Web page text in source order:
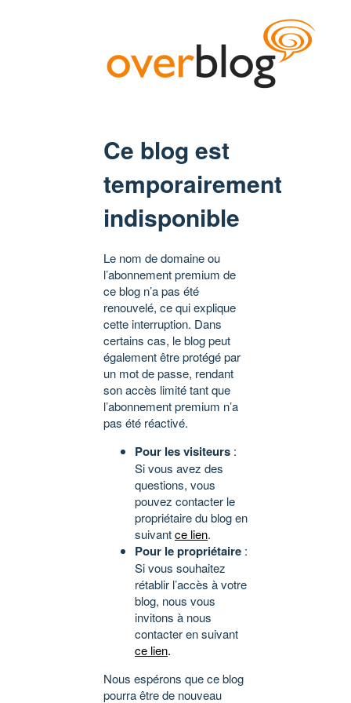
Ce blog est
temporairement
indisponible
Le nom de domaine ou
l’abonnement premium de
ce blog n’a pas été
renouvelé, ce qui explique
cette interruption. Dans
certains cas, le blog peut
également être protégé par
un mot de passe, rendant
son accès limité tant que
l’abonnement premium n’a
pas été réactivé.
Pour les visiteurs :
Si vous avez des
questions, vous
pouvez contacter le
propriétaire du blog en
suivantce lien.
Pour le propriétaire :
Si vous souhaitez
rétablir l’accès à votre
blog, nous vous
invitons à nous
contacter en suivant
ce lien.
Nous espérons que ce blog
pourra être de nouveau